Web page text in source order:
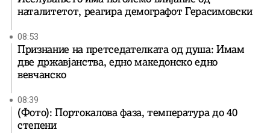
наталитетот, реагира демографот Герасимовски
08:53
Признание на претседателката од душа: Имам
две државјанства, едно македонско едно
вевчанско
08:39
(Фото): Портокалова фаза, температура до 40
степени